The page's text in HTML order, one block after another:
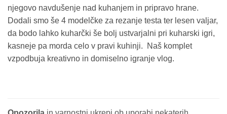
njegovo navdušenje nad kuhanjem in pripravo hrane.
Dodali smo še 4 modelčke za rezanje testa ter lesen valjar,
da bodo lahko kuharčki še bolj ustvarjalni pri kuharski igri,
kasneje pa morda celo v pravi kuhinji. Naš komplet
vzpodbuja kreativno in domiselno igranje vlog.